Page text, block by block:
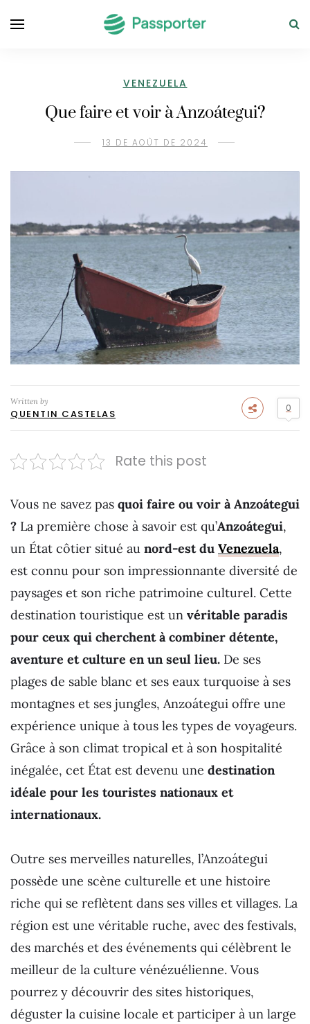
VENEZUELA
Que faire et voir à Anzoátegui?
13 DE AOÛT DE 2024
Written by
QUENTIN CASTELAS 0
Rate this post
Vous ne savez pas quoi faire ou voir à Anzoátegui
? La première chose à savoir est qu’Anzoátegui,
un État côtier situé au nord-est du Venezuela,
est connu pour son impressionnante diversité de
paysages et son riche patrimoine culturel. Cette
destination touristique est un véritable paradis
pour ceux qui cherchent à combiner détente,
aventure et culture en un seul lieu. De ses
plages de sable blanc et ses eaux turquoise à ses
montagnes et ses jungles, Anzoátegui offre une
expérience unique à tous les types de voyageurs.
Grâce à son climat tropical et à son hospitalité
inégalée, cet État est devenu une destination
idéale pour les touristes nationaux et
internationaux.
Outre ses merveilles naturelles, l’Anzoátegui
possède une scène culturelle et une histoire
riche qui se reflètent dans ses villes et villages. La
région est une véritable ruche, avec des festivals,
des marchés et des événements qui célèbrent le
meilleur de la culture vénézuélienne. Vous
pourrez y découvrir des sites historiques,
déguster la cuisine locale et participer à un large